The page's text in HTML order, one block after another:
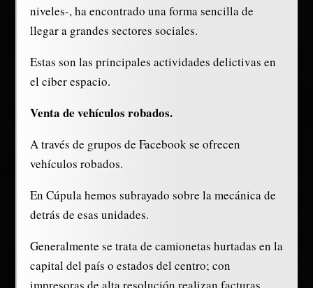
niveles-, ha encontrado una forma sencilla de
llegar a grandes sectores sociales.
Estas son las principales actividades delictivas en
el ciber espacio.
Venta de vehículos robados.
A través de grupos de Facebook se ofrecen
vehículos robados.
En Cúpula hemos subrayado sobre la mecánica de
detrás de esas unidades.
Generalmente se trata de camionetas hurtadas en la
capital del país o estados del centro; con
impresoras de alta resolución realizan facturas